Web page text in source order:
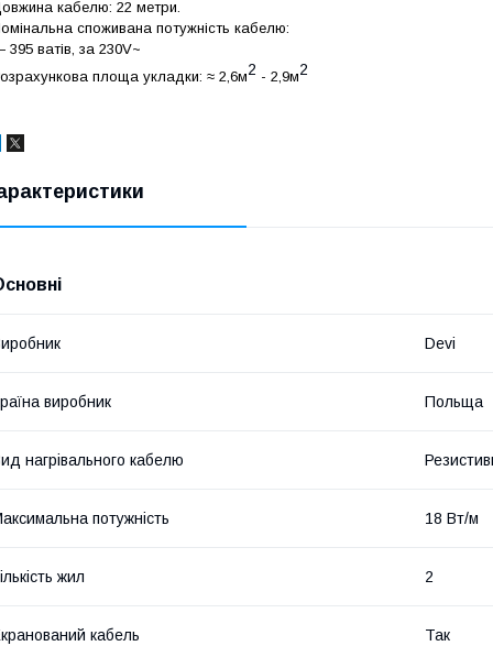
кабелю: 22 метри.
споживана потужність кабелю:
395 ватів, за 230V~
площа укладки: ≈ 2,6м2 - 2,9м2
Devi
виробник Польща
нагрівального кабелю
потужність 18 Вт/м
жил 2
кабель Так